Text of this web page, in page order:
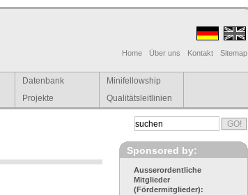
Home Über uns Kontakt Sitemap
Datenbank
Minifellowship
Projekte Qualitätsleitlinien
Sponsored by:
Ausserordentliche
Mitglieder
(Fördermitglieder):